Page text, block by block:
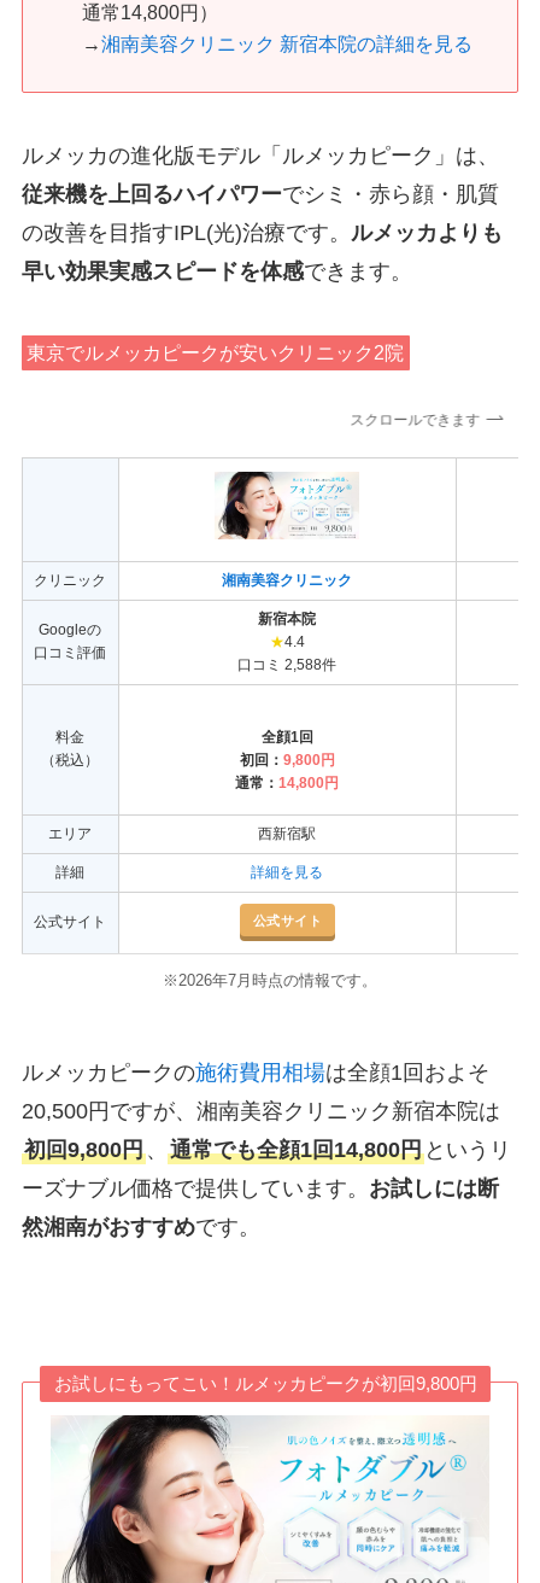
通常14,800円）
→湘南美容クリニック 新宿本院の詳細を見る
ルメッカの進化版モデル「ルメッカピーク」は、
従来機を上回るハイパワーでシミ・赤ら顔・肌質
の改善を目指すIPL(光)治療です。 ルメッカよりも
早い効果実感スピードを体感できます。
東京でルメッカピークが安いクリニック2院
スクロールできます
クリニック 湘南美容クリニック
Googleの
口コミ評価
新宿本院
★4.4
口コミ 2,588件
料金
（税込）
全顔1回
初回： 9,800円
通常：14,800円
エリア 西新宿駅
詳細 詳細を見る
公式サイト 公式サイト
※2026年7月時点の情報です。
ルメッカピークの施術費用相場は全顔1回およそ
20,500円ですが、湘南美容クリニック新宿本院は
初回9,800円、 通常でも全顔1回14,800円というリ
ーズナブル価格で提供しています。 お試しには断
然湘南がおすすめです。
お試しにもってこい！ルメッカピークが初回9,800円